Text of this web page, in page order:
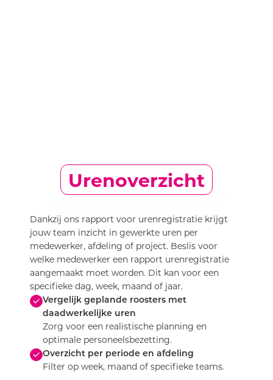
Urenoverzicht
Dankzij ons rapport voor urenregistratie krijgt
jouw team inzicht in gewerkte uren per
medewerker, afdeling of project. Beslis voor
welke medewerker een rapport urenregistratie
aangemaakt moet worden. Dit kan voor een
specifieke dag, week, maand of jaar.
Vergelijk geplande roosters met
daadwerkelijke uren
Zorg voor een realistische planning en
optimale personeelsbezetting.
Overzicht per periode en afdeling
Filter op week, maand of specifieke teams.